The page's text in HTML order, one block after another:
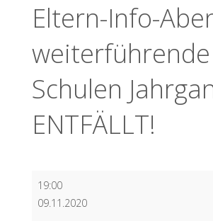
Eltern-Info-
weiterführende
Schulen
ENTFÄLLT!
Eltern-
Info-
19:00
09.11.2020